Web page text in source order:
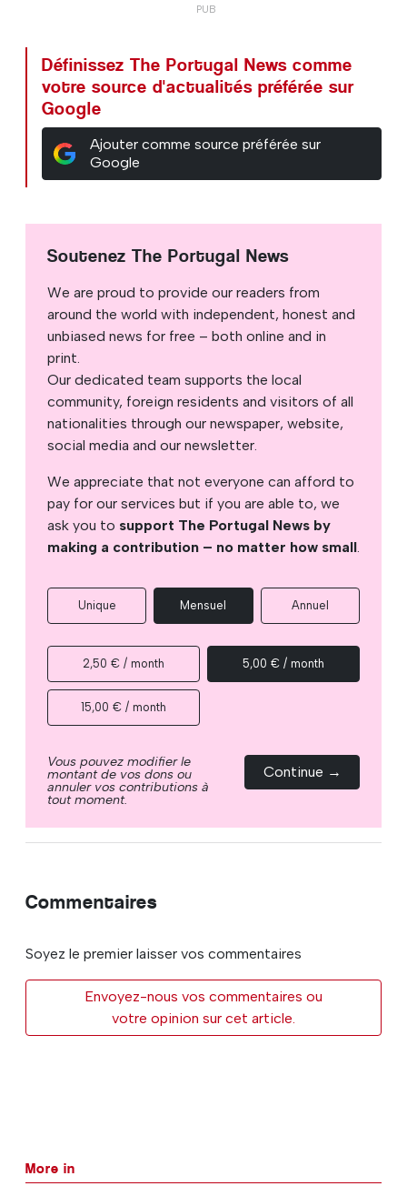
Définissez The Portugal News comme
votre source d'actualités préférée sur
Google
Ajouter comme source préférée sur
Google
Soutenez The Portugal News
We are proud to provide our readers from
around the world with independent, honest and
unbiased news for free – both online and in
print.
Our dedicated team supports the local
community, foreign residents and visitors of all
nationalities through our newspaper, website,
social media and our newsletter.
We appreciate that not everyone can afford to
pay for our services but if you are able to, we
ask you to support The Portugal News by
making a contribution – no matter how small.
Unique Mensuel Annuel
2,50 € / month 5,00 € / month
15,00 € / month
Vous pouvez modifier le
montant de vos dons ou
annuler vos contributions à
tout moment.
Continue →
Commentaires
Soyez le premier laisser vos commentaires
Envoyez-nous vos commentaires ou
votre opinion sur cet article.
More in